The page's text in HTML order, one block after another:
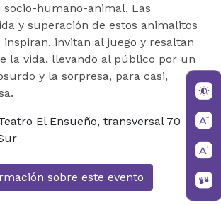
socio-humano-animal. Las
y superación de estos animalitos
invitan al juego y resaltan
la vida, llevando al público por un
y la sorpresa, para casi,
El Ensueño, transversal 70
sobre este evento